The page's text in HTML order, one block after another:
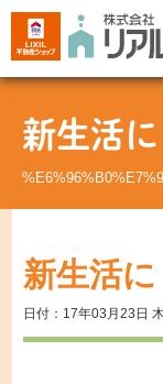
新生活
新生活
日付：17年03月23日